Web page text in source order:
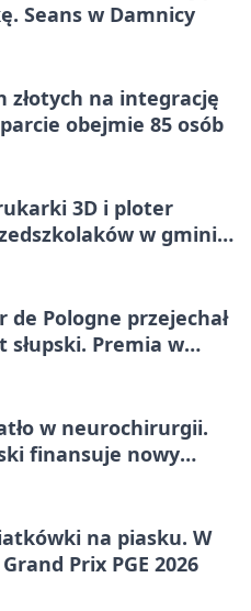
Seans w Damnicy
złotych na integrację
obejmie 85 osób
3D i ploter
w gminie
de Pologne przejechał
słupski. Premia w
w neurochirurgii.
finansuje nowy
na piasku. W
Prix PGE 2026